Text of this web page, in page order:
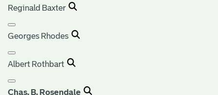
Reginald Baxter
Georges Rhodes
Albert Rothbart
Chas. B. Rosendale